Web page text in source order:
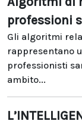
professioni
Gli algoritmi
rappresentano
professionisti
ambito...